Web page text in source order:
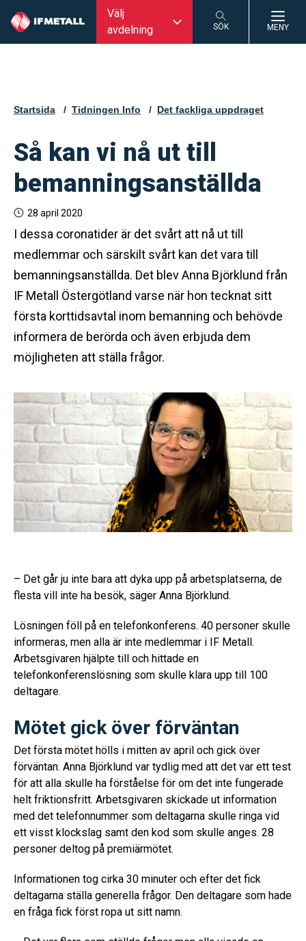
Välj
avdelning
SÖK MENY
Startsida Tidningen Info Det fackliga uppdraget
Så kan vi nå ut till
bemanningsanställda
28 april 2020
I dessa coronatider är det svårt att nå ut till
medlemmar och särskilt svårt kan det vara till
bemanningsanställda. Det blev Anna Björklund från
IF Metall Östergötland varse när hon tecknat sitt
första korttidsavtal inom bemanning och behövde
informera de berörda och även erbjuda dem
möjligheten att ställa frågor.
– Det går ju inte bara att dyka upp på arbetsplatserna, de
flesta vill inte ha besök, säger Anna Björklund.
Lösningen föll på en telefonkonferens. 40 personer skulle
informeras, men alla är inte medlemmar i IF Metall.
Arbetsgivaren hjälpte till och hittade en
telefonkonferenslösning som skulle klara upp till 100
deltagare.
Mötet gick över förväntan
Det första mötet hölls i mitten av april och gick över
förväntan. Anna Björklund var tydlig med att det var ett test
för att alla skulle ha förståelse för om det inte fungerade
helt friktionsfritt. Arbetsgivaren skickade ut information
med det telefonnummer som deltagarna skulle ringa vid
ett visst klockslag samt den kod som skulle anges. 28
personer deltog på premiärmötet.
Informationen tog cirka 30 minuter och efter det fick
deltagarna ställa generella frågor. Den deltagare som hade
en fråga fick först ropa ut sitt namn.